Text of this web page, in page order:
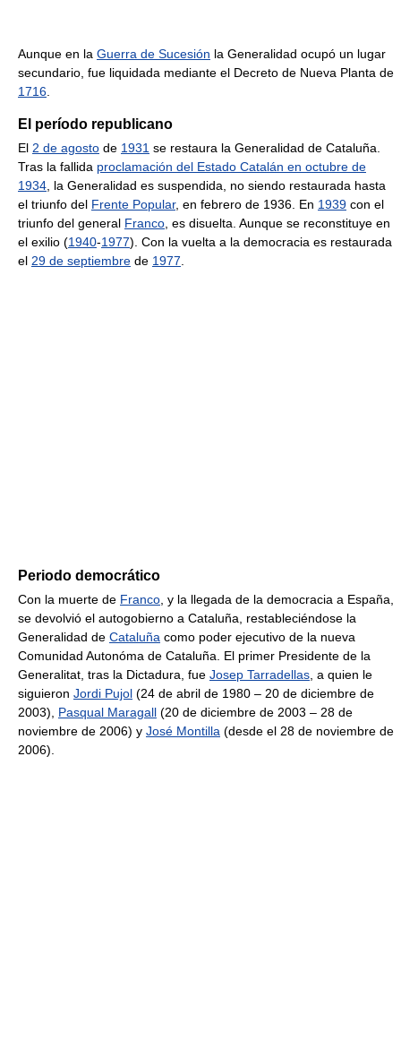
Aunque en la Guerra de Sucesión la Generalidad ocupó un lugar
secundario, fue liquidada mediante el Decreto de Nueva Planta de
1716
El período republicano
El 2 de agosto de 1931 se restaura la Generalidad de Cataluña.
Tras la fallida proclamación del Estado Catalán en octubre de
1934 , la Generalidad es suspendida, no siendo restaurada hasta
el triunfo del Frente Popular, en febrero de 1936. En 1939 con el
triunfo del general Franco , es disuelta. Aunque se reconstituye en
el exilio (1940-1977). Con la vuelta a la democracia es restaurada
el 29 de septiembre de 1977
Periodo democrático
Con la muerte de Franco , y la llegada de la democracia a España,
se devolvió el autogobierno a Cataluña, restableciéndose la
Generalidad de Cataluña como poder ejecutivo de la nueva
Comunidad Autonóma de Cataluña. El primer Presidente de la
Generalitat, tras la Dictadura, fue Josep Tarradellas , a quien le
siguieron Jordi Pujol (24 de abril de 1980 – 20 de diciembre de
2003), Pasqual Maragall (20 de diciembre de 2003 – 28 de
noviembre de 2006) y José Montilla (desde el 28 de noviembre de
2006).